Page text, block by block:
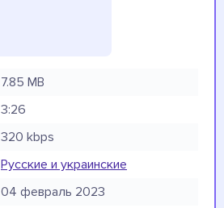
7.85 MB
3:26
320 kbps
Русские и украинские
04 февраль 2023